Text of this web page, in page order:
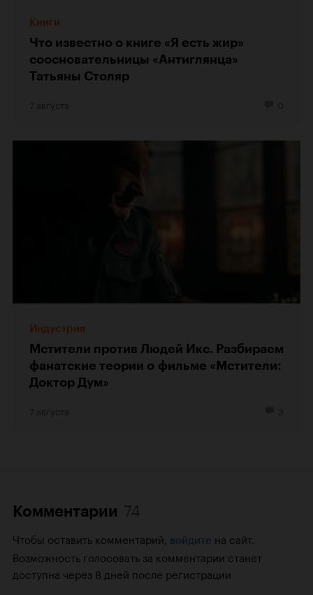
Книги
Что известно о книге «Я есть жир»
соосновательницы «Антиглянца»
Татьяны Столяр
Индустрия
Мстители против Людей Икс. Разбираем
фанатские теории о фильме «Мстители:
Доктор Дум»
Комментарии
Чтобы оставить комментарий, войдите на сайт.
Возможность голосовать за комментарии станет
доступна через 8 дней после регистрации